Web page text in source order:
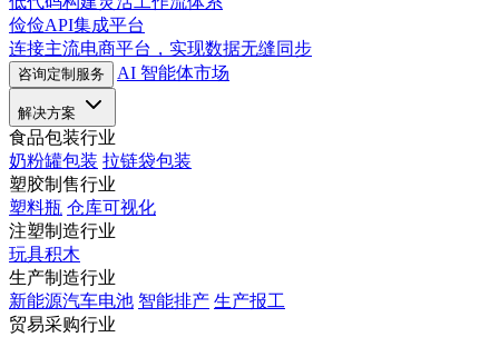
俭俭API集成平台
连接主流电商平台，实现数据无缝同步
咨询定制服务 AI 智能体市场
解决方案
食品包装行业
奶粉罐包装 拉链袋包装
塑胶制售行业
塑料瓶 仓库可视化
注塑制造行业
玩具积木
生产制造行业
新能源汽车电池 智能排产 生产报工
贸易采购行业